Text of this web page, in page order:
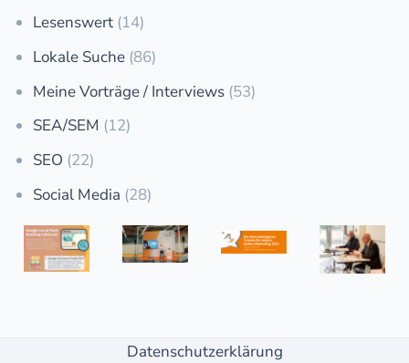
Lesenswert (14)
Lokale Suche (86)
Meine Vorträge / Interviews (53)
SEA/SEM (12)
SEO (22)
Social Media (28)
Datenschutzerklärung